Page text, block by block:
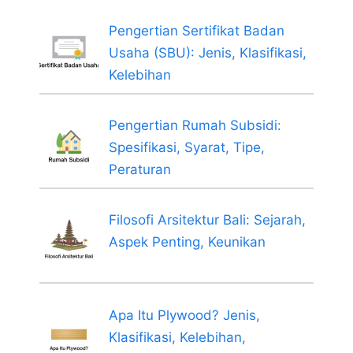
Pengertian Sertifikat Badan
Usaha (SBU): Jenis, Klasifikasi,
Kelebihan
Pengertian Rumah Subsidi:
Spesifikasi, Syarat, Tipe,
Peraturan
Filosofi Arsitektur Bali: Sejarah,
Aspek Penting, Keunikan
Apa Itu Plywood? Jenis,
Klasifikasi, Kelebihan,